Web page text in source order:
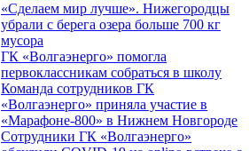
«Сделаем мир лучше». Нижегородцы
убрали с берега озера больше 700 кг
мусора
ГК «Волгаэнерго» помогла
первоклассникам собраться в школу
Команда сотрудников ГК
«Волгаэнерго» приняла участие в
«Марафоне-800» в Нижнем Новгороде
Сотрудники ГК «Волгаэнерго»